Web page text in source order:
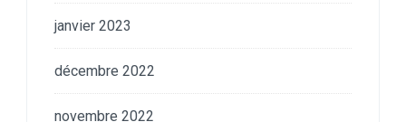
janvier 2023
décembre 2022
novembre 2022